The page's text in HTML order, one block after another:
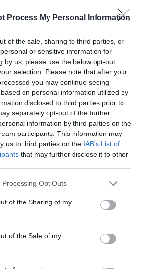
Process My Personal Information
of the sale, sharing to third parties, or
or sensitive information for
by us, please use the below opt-out
selection. Please note that after your
you may continue seeing
on personal information utilized by
disclosed to third parties prior to
separately opt-out of the further
information by third parties on the
participants. This information may
us to third parties on the IAB’s List of
that may further disclose it to other
Processing Opt Outs
of the Sharing of my
of the Sale of my
RECENTES
“comprometer” a criatividade antes
genéticas, diz neurocientista
Open 2026” regressou ao circuito ATP
Luca Van Assche
Internacional de Artes e Ofícios”
património e inovação como
económico e cultural” do
do Estado propõe parceria com a
inteligência sobre comércio